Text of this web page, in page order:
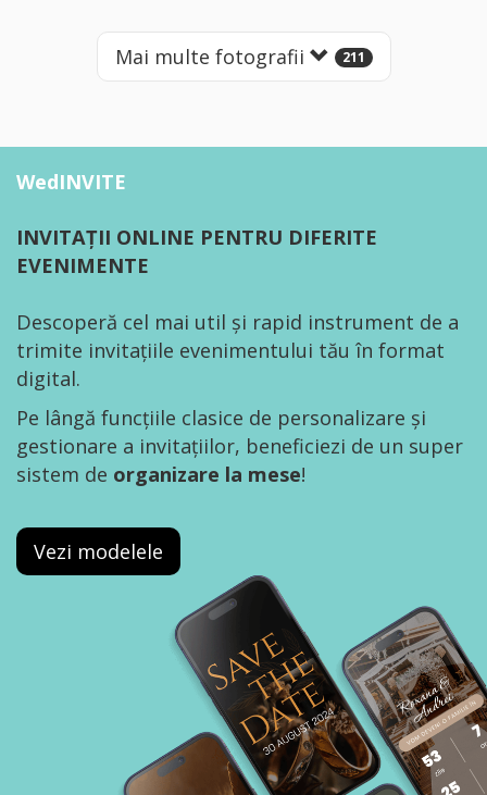
Mai multe fotografii 211
WedINVITE
INVITAȚII ONLINE PENTRU DIFERITE
EVENIMENTE
Descoperă cel mai util și rapid instrument de a
trimite invitațiile evenimentului tău în format
digital.
Pe lângă funcțiile clasice de personalizare și
gestionare a invitațiilor, beneficiezi de un super
sistem de organizare la mese!
Vezi modelele